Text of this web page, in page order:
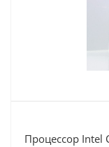
Процессор Intel